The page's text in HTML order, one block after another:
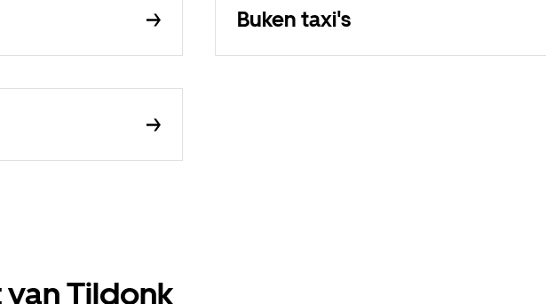
Buken taxi's
Tildonk